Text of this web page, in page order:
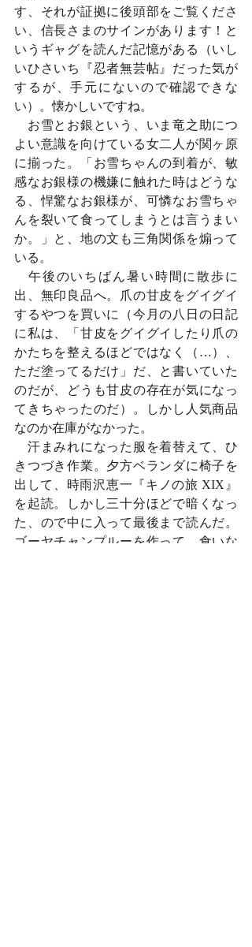
す、それが証拠に後頭部をご覧くださ
い、信長さまのサインがあります！と
いうギャグを読んだ記憶がある（いし
いひさいち『忍者無芸帖』だった気が
するが、手元にないので確認できな
い）。懐かしいですね。
お雪とお銀という、いま竜之助につ
よい意識を向けている女二人が関ヶ原
に揃った。「お雪ちゃんの到着が、敏
感なお銀様の機嫌に触れた時はどうな
る、悍驚なお銀様が、可憐なお雪ちゃ
んを裂いて食ってしまうとは言うまい
か。」と、地の文も三角関係を煽って
いる。
午後のいちばん暑い時間に散歩に
出、無印良品へ。爪の甘皮をグイグイ
するやつを買いに（今月の八日の日記
に私は、「甘皮をグイグイしたり爪の
かたちを整えるほどではなく（…）、
ただ塗ってるだけ」だ、と書いていた
のだが、どうも甘皮の存在が気になっ
てきちゃったのだ）。しかし人気商品
なのか在庫がなかった。
汗まみれになった服を着替えて、ひ
きつづき作業。夕方ベランダに椅子を
出して、時雨沢恵一『キノの旅 XIX』
を起読。しかし三十分ほどで暗くなっ
た、ので中に入って最後まで読んだ。
ゴーヤチャンプルーを作って、食いな